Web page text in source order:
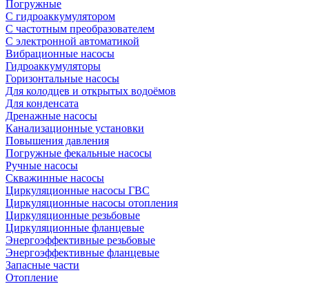
Погружные
С гидроаккумулятором
С частотным преобразователем
С электронной автоматикой
Вибрационные насосы
Гидроаккумуляторы
Горизонтальные насосы
Для колодцев и открытых водоёмов
Для конденсата
Дренажные насосы
Канализационные установки
Повышения давления
Погружные фекальные насосы
Ручные насосы
Скважинные насосы
Циркуляционные насосы ГВС
Циркуляционные насосы отопления
Циркуляционные резьбовые
Циркуляционные фланцевые
Энергоэффективные резьбовые
Энергоэффективные фланцевые
Запасные части
Отопление